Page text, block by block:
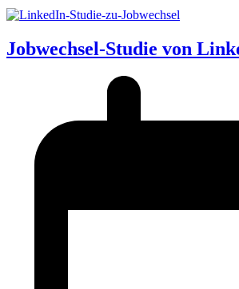
Open
menu
Close
menu
Jobwechsel-Studie von